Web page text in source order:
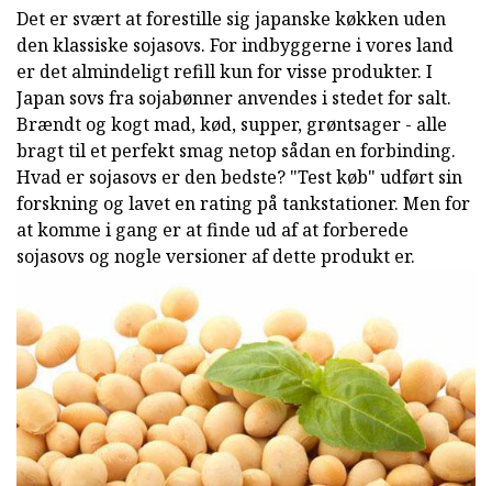
Det er svært at forestille sig japanske køkken uden
den klassiske sojasovs. For indbyggerne i vores land
er det almindeligt refill kun for visse produkter. I
Japan sovs fra sojabønner anvendes i stedet for salt.
Brændt og kogt mad, kød, supper, grøntsager - alle
bragt til et perfekt smag netop sådan en forbinding.
Hvad er sojasovs er den bedste? "Test køb" udført sin
forskning og lavet en rating på tankstationer. Men for
at komme i gang er at finde ud af at forberede
sojasovs og nogle versioner af dette produkt er.